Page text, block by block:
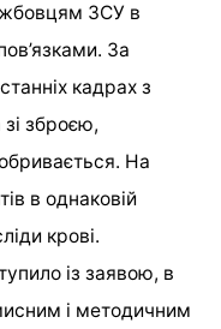
ЗСУ в
За
кадрах з
зброєю,
На
в однаковій
крові.
із заявою, в
і методичним